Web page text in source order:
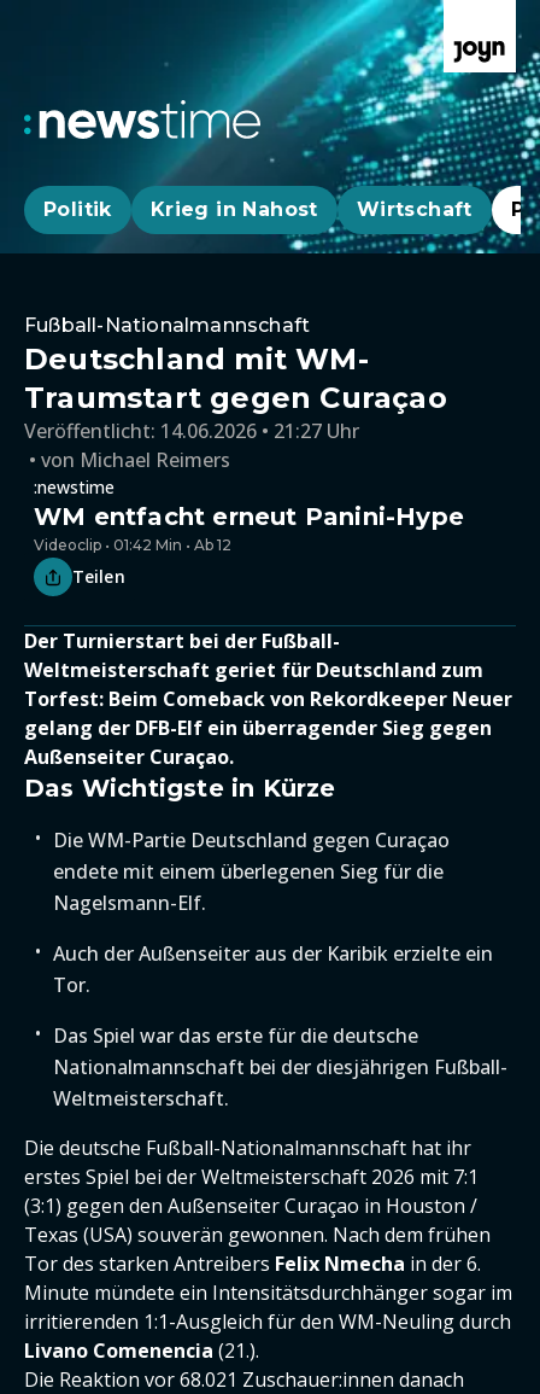
Politik Krieg in Nahost Wirtschaft
Fußball-Nationalmannschaft
Deutschland mit WM-
Traumstart gegen Curaçao
Veröffentlicht: 14.06.2026 • 21:27 Uhr
von Michael Reimers
:newstime
WM entfacht erneut Panini-Hype
Videoclip • 01:42 Min • Ab 12
Teilen
Der Turnierstart bei der Fußball-
Weltmeisterschaft geriet für Deutschland zum
Torfest: Beim Comeback von Rekordkeeper Neuer
gelang der DFB-Elf ein überragender Sieg gegen
Außenseiter Curaçao.
Das Wichtigste in Kürze
Die WM-Partie Deutschland gegen Curaçao
endete mit einem überlegenen Sieg für die
Nagelsmann-Elf.
Auch der Außenseiter aus der Karibik erzielte ein
Tor.
Das Spiel war das erste für die deutsche
Nationalmannschaft bei der diesjährigen Fußball-
Weltmeisterschaft.
Die deutsche Fußball-Nationalmannschaft hat ihr
erstes Spiel bei der Weltmeisterschaft 2026 mit 7:1
(3:1) gegen den Außenseiter Curaçao in Houston /
Texas (USA) souverän gewonnen. Nach dem frühen
Tor des starken Antreibers Felix Nmecha in der 6.
Minute mündete ein Intensitätsdurchhänger sogar im
irritierenden 1:1-Ausgleich für den WM-Neuling durch
Livano Comenencia (21.).
Die Reaktion vor 68.021 Zuschauer:innen danach